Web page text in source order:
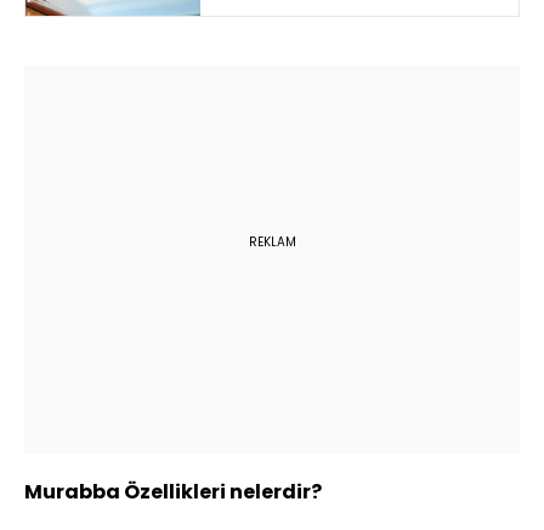
REKLAM
Murabba Özellikleri nelerdir?